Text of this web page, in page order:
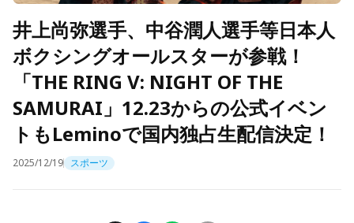
井上尚弥選手、中谷潤人選手等日本人
ボクシングオールスターが参戦！
「THE RING V: NIGHT OF THE
SAMURAI」12.23からの公式イベン
トもLeminoで国内独占生配信決定！
2025/12/19 スポーツ